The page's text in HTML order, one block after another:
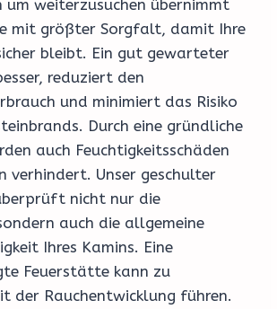
weiterzusuchen übernimmt
mit größter Sorgfalt, damit Ihre
bleibt. Ein gut gewarteter
reduziert den
und minimiert das Risiko
Durch eine gründliche
auch Feuchtigkeitsschäden
verhindert. Unser geschulter
nicht nur die
auch die allgemeine
Ihres Kamins. Eine
Feuerstätte kann zu
der Rauchentwicklung führen.